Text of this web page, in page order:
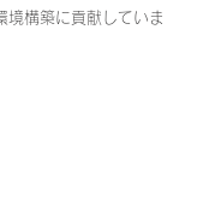
境構築に貢献していま